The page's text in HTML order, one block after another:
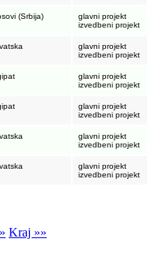
(Srbija)
glavni projekt
izvedbeni projekt
glavni projekt
izvedbeni projekt
glavni projekt
izvedbeni projekt
glavni projekt
izvedbeni projekt
glavni projekt
izvedbeni projekt
glavni projekt
izvedbeni projekt
Kraj »»